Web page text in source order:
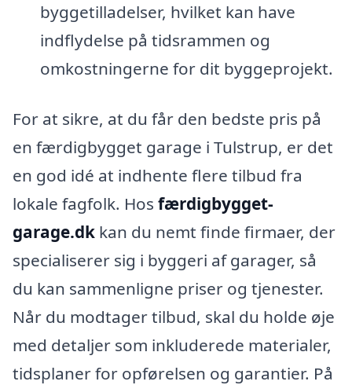
byggetilladelser, hvilket kan have
indflydelse på tidsrammen og
omkostningerne for dit byggeprojekt.
For at sikre, at du får den bedste pris på
en færdigbygget garage i Tulstrup, er det
en god idé at indhente flere tilbud fra
lokale fagfolk. Hos færdigbygget-
garage.dk kan du nemt finde firmaer, der
specialiserer sig i byggeri af garager, så
du kan sammenligne priser og tjenester.
Når du modtager tilbud, skal du holde øje
med detaljer som inkluderede materialer,
tidsplaner for opførelsen og garantier. På